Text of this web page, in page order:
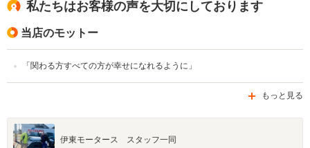
私たちはお客様の声を大切にしております
当店のモットー
「関わる方すべての方が幸せになれるように」
もっと見る
伊東モータース スタッフ一同